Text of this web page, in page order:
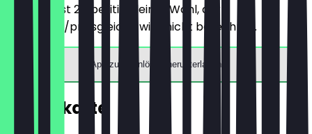
Du bestellst 2 Aperitifs deiner Wahl, der
günstigere/preisgleiche wird nicht berechnet.
App zum Einlösen herunterladen
Speisekarte